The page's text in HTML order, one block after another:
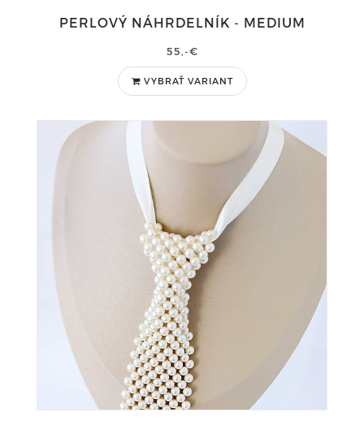
PERLOVÝ NÁHRDELNÍK - MEDIUM
55,-€
VYBRAŤ VARIANT